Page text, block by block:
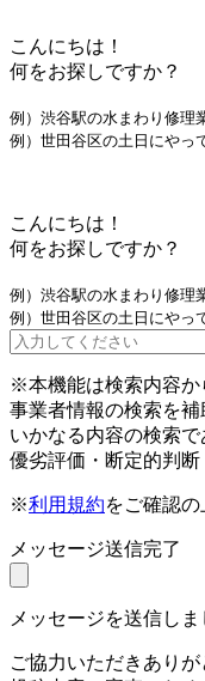
こんにちは！
何をお探しですか？
例）渋谷駅の水まわり修理
例）世田谷区の土日にやっ
こんにちは！
何をお探しですか？
例）渋谷駅の水まわり修理
例）世田谷区の土日にやっ
※本機能は検索内容か
事業者情報の検索を補
いかなる内容の検索
優劣評価・断定的判断
※利用規約をご確認
メッセージ送信完了
メッセージを送信しま
ご協力いただきありが